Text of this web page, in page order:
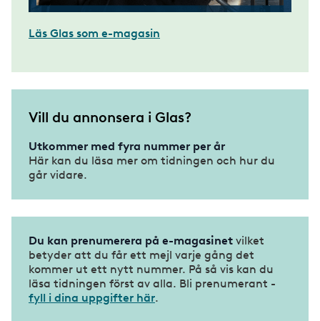
Läs Glas som e-magasin
Vill du annonsera i Glas?
Utkommer med fyra nummer per år
Här kan du läsa mer om tidningen och hur du
går vidare.
Du kan prenumerera på e-magasinet vilket
betyder att du får ett mejl varje gång det
kommer ut ett nytt nummer. På så vis kan du
läsa tidningen först av alla. Bli prenumerant -
fyll i dina uppgifter här.